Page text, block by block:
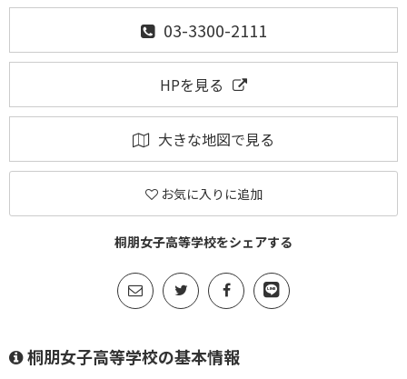
03-3300-2111
HPを見る
大きな地図で見る
お気に入りに追加
桐朋女子高等学校をシェアする
桐朋女子高等学校の基本情報